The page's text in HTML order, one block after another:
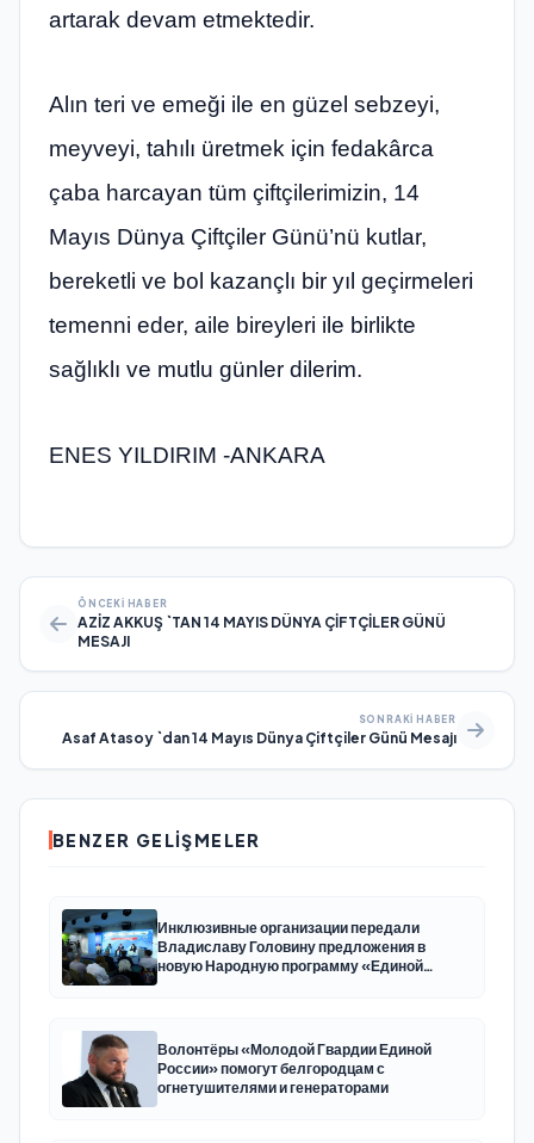
artarak devam etmektedir.
Alın teri ve emeği ile en güzel sebzeyi,
meyveyi, tahılı üretmek için fedakârca
çaba harcayan tüm çiftçilerimizin, 14
Mayıs Dünya Çiftçiler Günü’nü kutlar,
bereketli ve bol kazançlı bir yıl geçirmeleri
temenni eder, aile bireyleri ile birlikte
sağlıklı ve mutlu günler dilerim.
ENES YILDIRIM -ANKARA
ÖNCEKI HABER
AZİZ AKKUŞ `TAN 14 MAYIS DÜNYA ÇİFTÇİLER GÜNÜ
MESAJI
SONRAKI HABER
Asaf Atasoy `dan 14 Mayıs Dünya Çiftçiler Günü Mesajı
BENZER GELIŞMELER
Инклюзивные организации передали
Владиславу Головину предложения в
новую Народную программу «Единой
Волонтёры «Молодой Гвардии Единой
России» помогут белгородцам с
огнетушителями и генераторами